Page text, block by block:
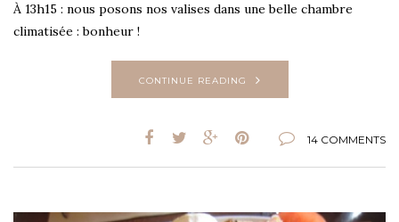
À 13h15 : nous posons nos valises dans une belle chambre
climatisée : bonheur !
CONTINUE READING
14 COMMENTS